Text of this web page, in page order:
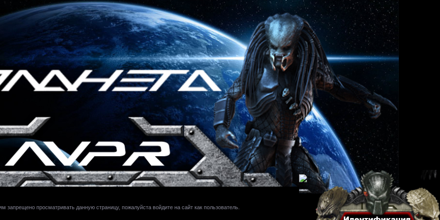
запрещено просматривать данную страницу, пожалуйста войдите на сайт как пользователь.